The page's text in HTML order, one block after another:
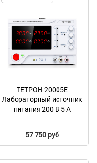
ТЕТРОН-20005Е
Лабораторный источник
питания 200 В 5 А
57 750 руб